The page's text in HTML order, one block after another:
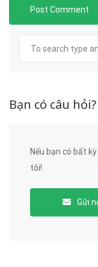
Bạn có câu hỏi?
Nếu bạn có bất
tôi!
Gửi